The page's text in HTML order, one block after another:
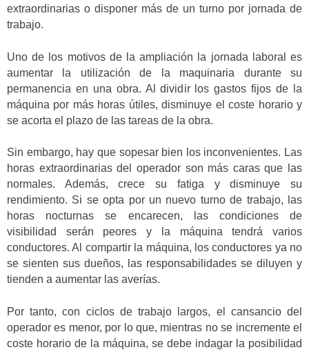
extraordinarias o disponer más de un turno por jornada de
trabajo.
Uno de los motivos de la ampliación la jornada laboral es
aumentar la utilización de la maquinaria durante su
permanencia en una obra. Al dividir los gastos fijos de la
máquina por más horas útiles, disminuye el coste horario y
se acorta el plazo de las tareas de la obra.
Sin embargo, hay que sopesar bien los inconvenientes. Las
horas extraordinarias del operador son más caras que las
normales. Además, crece su fatiga y disminuye su
rendimiento. Si se opta por un nuevo turno de trabajo, las
horas nocturnas se encarecen, las condiciones de
visibilidad serán peores y la máquina tendrá varios
conductores. Al compartir la máquina, los conductores ya no
se sienten sus dueños, las responsabilidades se diluyen y
tienden a aumentar las averías.
Por tanto, con ciclos de trabajo largos, el cansancio del
operador es menor, por lo que, mientras no se incremente el
coste horario de la máquina, se debe indagar la posibilidad